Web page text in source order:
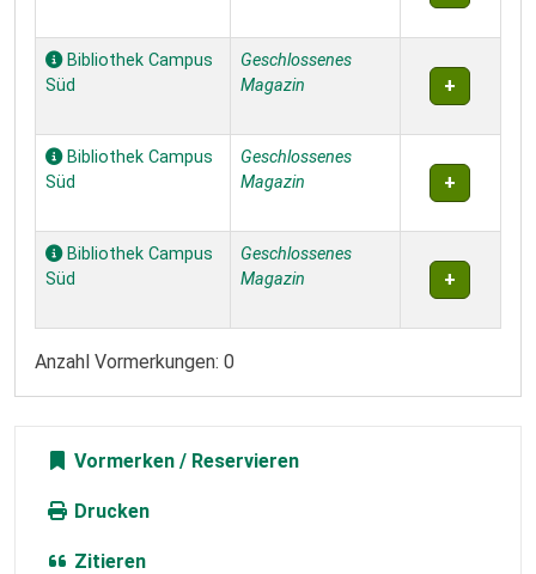
Bibliothek Campus
Süd
Geschlossenes
Magazin
Bibliothek Campus
Süd
Geschlossenes
Magazin
Bibliothek Campus
Süd
Geschlossenes
Magazin
Anzahl Vormerkungen: 0
Vormerken
Drucken
Zitieren